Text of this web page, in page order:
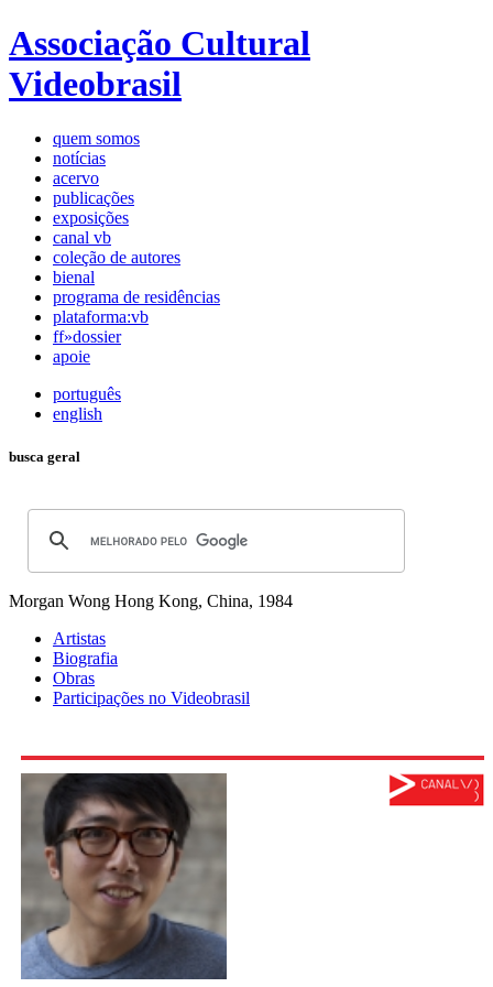
Associação Cultural
Videobrasil
quem somos
notícias
acervo
publicações
exposições
canal vb
coleção de autores
bienal
programa de residências
plataforma:vb
ff»dossier
apoie
português
english
busca geral
Morgan Wong Hong Kong, China, 1984
Artistas
Biografia
Obras
Participações no Videobrasil